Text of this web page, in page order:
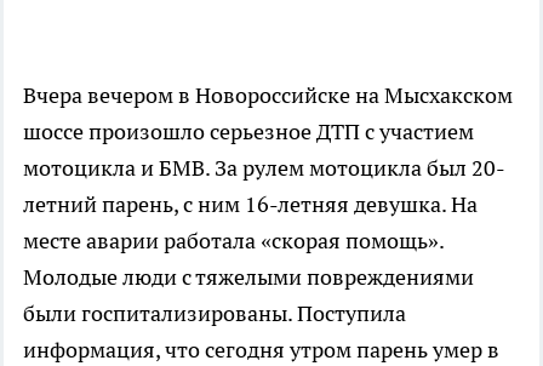
Вчера вечером в Новороссийске на Мысхакском
шоссе произошло серьезное ДТП с участием
мотоцикла и БМВ. За рулем мотоцикла был 20-
летний парень, с ним 16-летняя девушка. На
месте аварии работала «скорая помощь».
Молодые люди с тяжелыми повреждениями
были госпитализированы. Поступила
информация, что сегодня утром парень умер в